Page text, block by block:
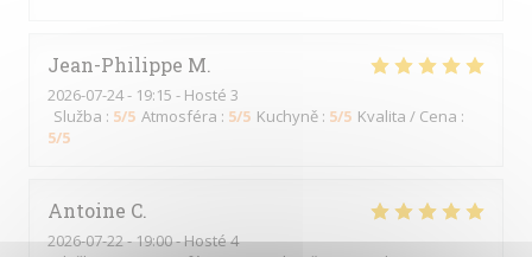
Jean-Philippe M
2026-07-24- 19:15 - Hosté 3
Služba : 5/5 Atmosféra : 5/5 Kuchyně : 5/5 Kvalita / Cena :
5/5
Antoine C
2026-07-22- 19:00 - Hosté 4